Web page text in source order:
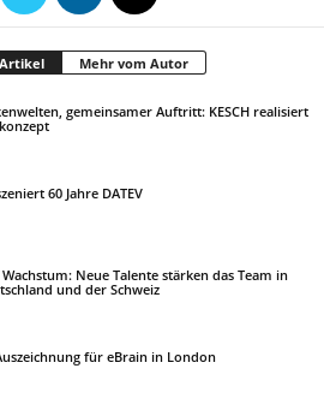
Mehr vom Autor
gemeinsamer Auftritt: KESCH realisiert
60 Jahre DATEV
Wachstum: Neue Talente stärken das Team in
und der Schweiz
für eBrain in London